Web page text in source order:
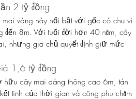
2 tỷ đồng
mai vàng này nổi bật với gốc có chu vi
đến 8m. Với tuổi đời hơn 40 năm, cây
nhưng gia chủ quyết định giữ mức
1,6 tỷ đồng
hữu cây mai dáng thông cao 6m, tán
tinh của thời gian và công phu chăm